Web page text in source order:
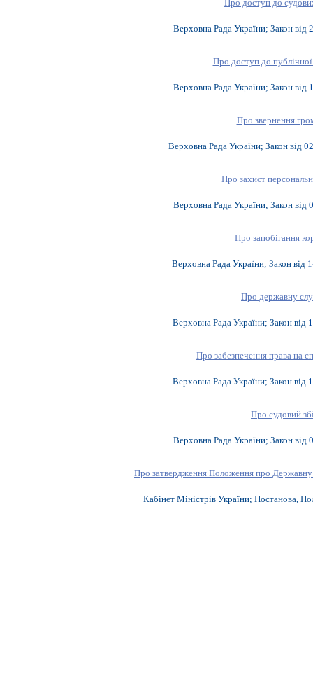
Про доступ до
Верховна Рада України; Закон від
Про доступ до публічної
Верховна Рада України; Закон від
Про звернення
Верховна Рада України; Закон від
Про захист
Верховна Рада України; Закон від
Про запобігання
Верховна Рада України; Закон від
Про державну
Верховна Рада України; Закон від
Про забезпечення права на
Верховна Рада України; Закон від
Про судовий
Верховна Рада України; Закон від
Про затвердження Положення про Державну
Кабінет Міністрів України; Постанова,